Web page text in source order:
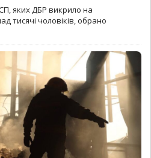
яких ДБР викрило на
тисячі чоловіків, обрано